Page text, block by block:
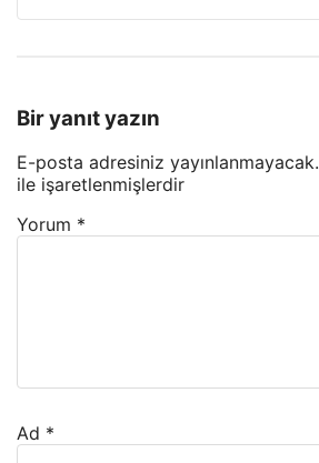
Bir yanıt yazın
E-posta adresiniz yayınlanmayacak.
ile işaretlenmişlerdir
Yorum *
Ad *